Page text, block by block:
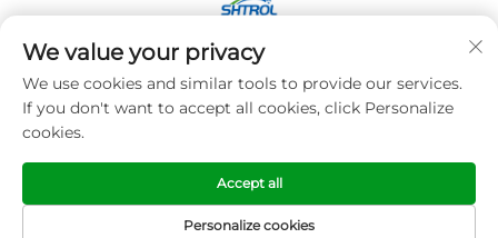
Авторське право © 2025 Xuzhou sanhe
automatic control equipment Co., LTD. Всі права
захищено
We value your privacy
We use cookies and similar tools to provide our services.
If you don't want to accept all cookies, click Personalize
cookies.
Personalize cookies
Accept all